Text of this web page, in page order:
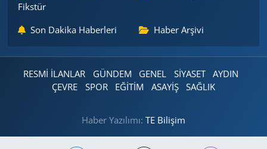
Fikstür
Son Dakika Haberleri Haber Arşivi
RESMİ İLANLAR GÜNDEM GENEL SİYASET
AYDIN
ÇEVRE
SPOR EĞİTİM ASAYİŞ SAĞLIK
Haber Yazılımı: TE Bilişim